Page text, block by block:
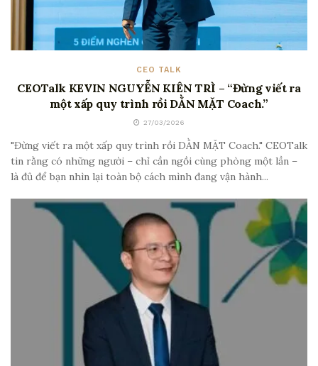
CEO TALK
CEOTalk KEVIN NGUYỄN KIÊN TRÌ – “Đừng viết ra
một xấp quy trình rồi DẰN MẶT Coach.”
27/03/2026
"Đừng viết ra một xấp quy trình rồi DẰN MẶT Coach." CEOTalk
tin rằng có những người – chỉ cần ngồi cùng phòng một lần –
là đủ để bạn nhìn lại toàn bộ cách mình đang vận hành...